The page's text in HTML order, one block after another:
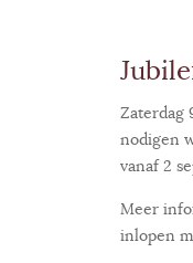
Zaterdag
nodigen
vanaf 2
Meer
inlopen